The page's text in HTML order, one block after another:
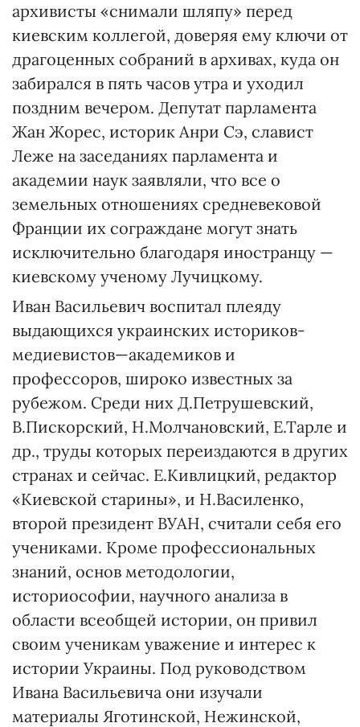
архивисты «снимали шляпу» перед
киевским коллегой, доверяя ему ключи от
драгоценных собраний в архивах, куда он
забирался в пять часов утра и уходил
поздним вечером. Депутат парламента
Жан Жорес, историк Анри Сэ, славист
Леже на заседаниях парламента и
академии наук заявляли, что все о
земельных отношениях средневековой
Франции их сограждане могут знать
исключительно благодаря иностранцу —
киевскому ученому Лучицкому.
Иван Васильевич воспитал плеяду
выдающихся украинских историков-
медиевистов—академиков и
профессоров, широко известных за
рубежом. Среди них Д.Петрушевский,
В.Пискорский, Н.Молчановский, Е.Тарле и
др., труды которых переиздаются в других
странах и сейчас. Е.Кивлицкий, редактор
«Киевской старины», и Н.Василенко,
второй президент ВУАН, считали себя его
учениками. Кроме профессиональных
знаний, основ методологии,
историософии, научного анализа в
области всеобщей истории, он привил
своим ученикам уважение и интерес к
истории Украины. Под руководством
Ивана Васильевича они изучали
материалы Яготинской, Нежинской,